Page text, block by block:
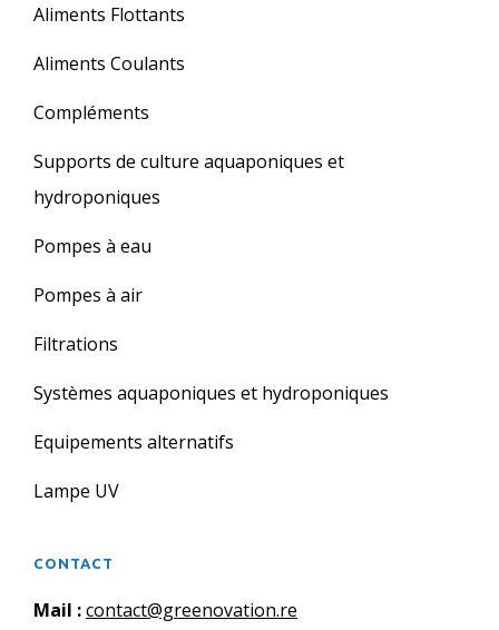
Aliments Flottants
Aliments Coulants
Compléments
Supports de culture aquaponiques et
hydroponiques
Pompes à eau
Pompes à air
Filtrations
Systèmes aquaponiques et hydroponiques
Equipements alternatifs
Lampe UV
CONTACT
Mail :contact@greenovation.re